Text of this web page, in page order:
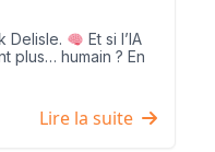
Delisle.
Et si l’IA
plus… humain ? En
Lire la suite